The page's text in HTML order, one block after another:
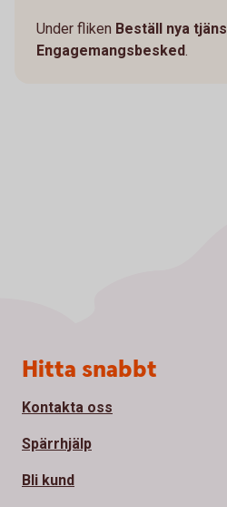
Under fliken Beställ nya
Engagemangsbesked
Sidfot
Hitta snabbt
Kontakta oss
Spärrhjälp
Bli kund